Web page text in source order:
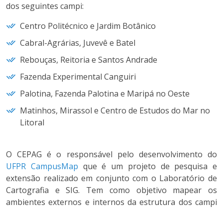
dos seguintes campi:
Centro Politécnico e Jardim Botânico
Cabral-Agrárias, Juvevê e Batel
Rebouças, Reitoria e Santos Andrade
Fazenda Experimental Canguiri
Palotina, Fazenda Palotina e Maripá no Oeste
Matinhos, Mirassol e Centro de Estudos do Mar no
Litoral
O CEPAG é o responsável pelo desenvolvimento do
UFPR CampusMap que é um projeto de pesquisa e
extensão realizado em conjunto com o Laboratório de
Cartografia e SIG. Tem como objetivo mapear os
ambientes externos e internos da estrutura dos campi